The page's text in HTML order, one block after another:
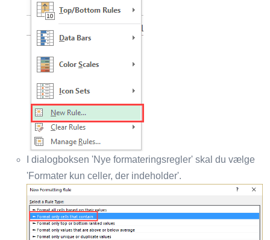
I dialogboksen 'Nye formateringsregler' skal du vælge
'Formater kun celler, der indeholder'.